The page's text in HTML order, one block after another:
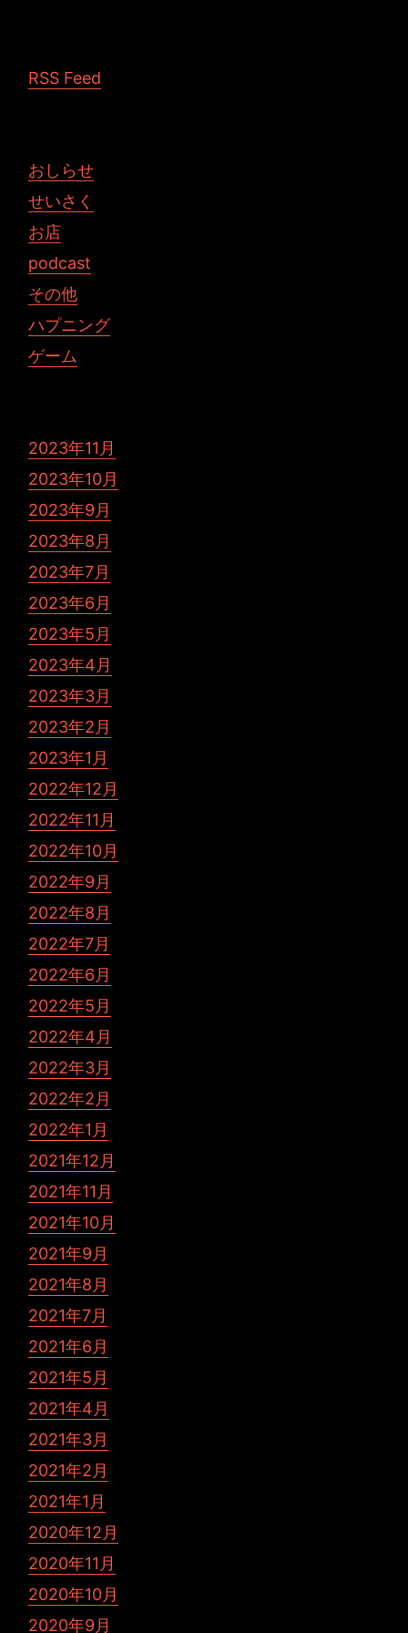
RSS Feed
おしらせ
せいさく
お店
podcast
その他
ハプニング
ゲーム
2023年11月
2023年10月
2023年9月
2023年8月
2023年7月
2023年6月
2023年5月
2023年4月
2023年3月
2023年2月
2023年1月
2022年12月
2022年11月
2022年10月
2022年9月
2022年8月
2022年7月
2022年6月
2022年5月
2022年4月
2022年3月
2022年2月
2022年1月
2021年12月
2021年11月
2021年10月
2021年9月
2021年8月
2021年7月
2021年6月
2021年5月
2021年4月
2021年3月
2021年2月
2021年1月
2020年12月
2020年11月
2020年10月
2020年9月